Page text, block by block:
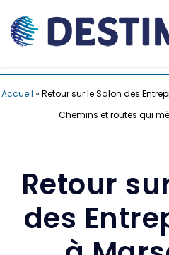
Accueil » Retour sur le Salon des
Chemins et routes qui
Retour
des